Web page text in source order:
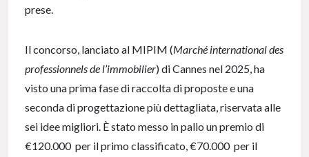
prese.
Il concorso, lanciato al MIPIM (Marché international des
professionnels de l’immobilier) di Cannes nel 2025, ha
visto una prima fase di raccolta di proposte e una
seconda di progettazione più dettagliata, riservata alle
sei idee migliori. È stato messo in palio un premio di
€120.000 per il primo classificato, €70.000 per il